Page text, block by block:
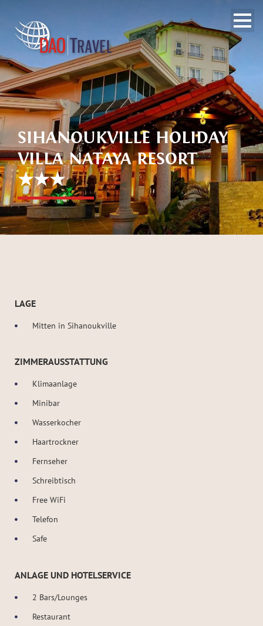
SIHANOUKVILLE HOLIDAY
VILLA NATAYA RESORT
★★★
LAGE
Mitten in Sihanoukville
ZIMMERAUSSTATTUNG
Klimaanlage
Minibar
Wasserkocher
Haartrockner
Fernseher
Schreibtisch
Free WiFi
Telefon
Safe
ANLAGE UND HOTELSERVICE
2 Bars/Lounges
Restaurant